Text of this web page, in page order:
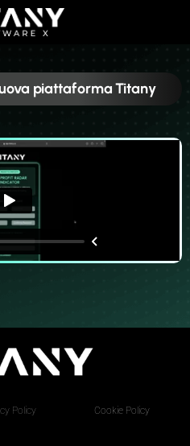
piattaforma Titany
Policy Cookie Policy